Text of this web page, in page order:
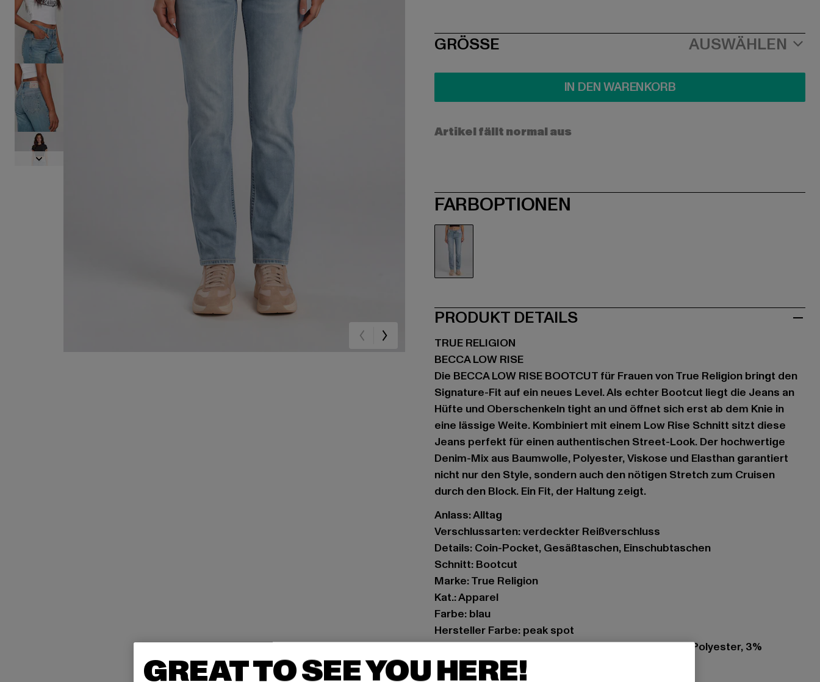
SIZE
GRÖSSE AUSWÄHLEN
IN DEN WARENKORB
Artikel fällt normal aus
FARBOPTIONEN
PRODUKT DETAILS
TRUE RELIGION
BECCA LOW RISE
Die BECCA LOW RISE BOOTCUT für Frauen von True Religion bringt den
Signature-Fit auf ein neues Level. Als echter Bootcut liegt die Jeans an
Hüfte und Oberschenkeln tight an und öffnet sich erst ab dem Knie in
eine lässige Weite. Kombiniert mit einem Low Rise Schnitt sitzt diese
Jeans perfekt für einen authentischen Street-Look. Der hochwertige
Denim-Mix aus Baumwolle, Polyester, Viskose und Elasthan garantiert
nicht nur den Style, sondern auch den nötigen Stretch zum Cruisen
durch den Block. Ein Fit, der Haltung zeigt.
Anlass: Alltag
Verschlussarten: verdeckter Reißverschluss
Details: Coin-Pocket, Gesäßtaschen, Einschubtaschen
Schnitt: Bootcut
Marke: True Religion
Kat.: Apparel
Farbe: blau
Hersteller Farbe: peak spot
Materialzusammensetzung: 70% Baumwolle, 26% Polyester, 3%
Viskose, 1% Elasthan
GREAT TO SEE YOU HERE!